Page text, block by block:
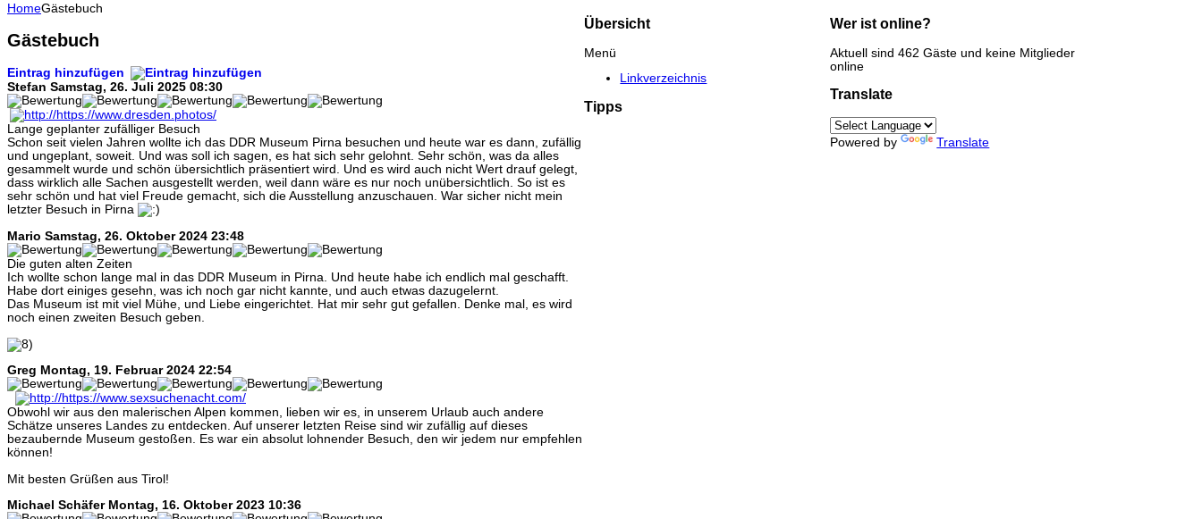
HomeGästebuch
Gästebuch
Eintrag hinzufügen
Stefan Samstag, 26. Juli 2025 08:30
Lange geplanter zufälliger Besuch
Schon seit vielen Jahren wollte ich das DDR Museum Pirna besuchen und heute war es dann, zufällig
und ungeplant, soweit. Und was soll ich sagen, es hat sich sehr gelohnt. Sehr schön, was da alles
gesammelt wurde und schön übersichtlich präsentiert wird. Und es wird auch nicht Wert drauf gelegt,
dass wirklich alle Sachen ausgestellt werden, weil dann wäre es nur noch unübersichtlich. So ist es
sehr schön und hat viel Freude gemacht, sich die Ausstellung anzuschauen. War sicher nicht mein
letzter Besuch in Pirna
Mario Samstag, 26. Oktober 2024 23:48
Die guten alten Zeiten
Ich wollte schon lange mal in das DDR Museum in Pirna. Und heute habe ich endlich mal geschafft.
Habe dort einiges gesehn, was ich noch gar nicht kannte, und auch etwas dazugelernt.
Das Museum ist mit viel Mühe, und Liebe eingerichtet. Hat mir sehr gut gefallen. Denke mal, es wird
noch einen zweiten Besuch geben.
Greg Montag, 19. Februar 2024 22:54
Obwohl wir aus den malerischen Alpen kommen, lieben wir es, in unserem Urlaub auch andere
Schätze unseres Landes zu entdecken. Auf unserer letzten Reise sind wir zufällig auf dieses
bezaubernde Museum gestoßen. Es war ein absolut lohnender Besuch, den wir jedem nur empfehlen
können!
Mit besten Grüßen aus Tirol!
Michael Schäfer Montag, 16. Oktober 2023 10:36
Übersicht
Menü
Linkverzeichnis
Tipps
Wer ist online?
Aktuell sind 462 Gäste und keine Mitglieder
online
Translate
Powered by Translate